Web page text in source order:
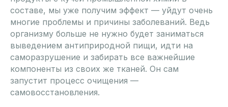
составе, мы уже получим эффект — уйдут очень
многие проблемы и причины заболеваний. Ведь
организму больше не нужно будет заниматься
выведением антиприродной пищи, идти на
саморазрушение и забирать все важнейшие
компоненты из своих же тканей. Он сам
запустит процесс очищения —
самовосстановления.